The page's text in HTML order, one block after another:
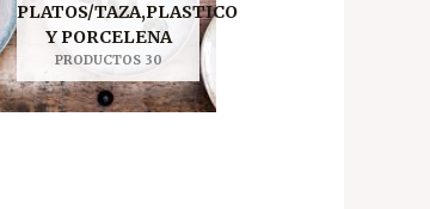
PLATOS/TAZA,PLASTICO
Y PORCELENA
PRODUCTOS 30